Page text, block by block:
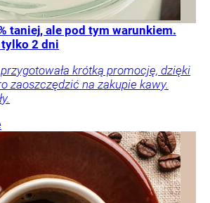
taniej, ale pod tym warunkiem.
tylko 2 dni
krótką promocję, dzięki
zaoszczędzić na zakupie kawy.